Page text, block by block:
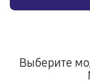
Выберите